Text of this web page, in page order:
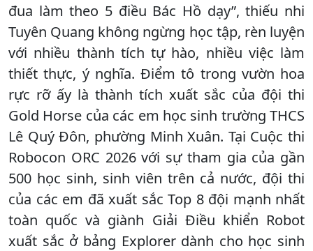
đua làm theo 5 điều Bác Hồ dạy”, thiếu nhi
Tuyên Quang không ngừng học tập, rèn luyện
với nhiều thành tích tự hào, nhiều việc làm
thiết thực, ý nghĩa. Điểm tô trong vườn hoa
rực rỡ ấy là thành tích xuất sắc của đội thi
Gold Horse của các em học sinh trường THCS
Lê Quý Đôn, phường Minh Xuân. Tại Cuộc thi
Robocon ORC 2026 với sự tham gia của gần
500 học sinh, sinh viên trên cả nước, đội thi
của các em đã xuất sắc Top 8 đội mạnh nhất
toàn quốc và giành Giải Điều khiển Robot
xuất sắc ở bảng Explorer dành cho học sinh